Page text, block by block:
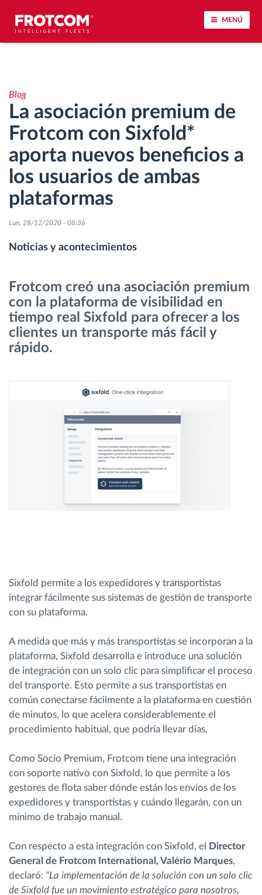
MENÚ
Análisis de la conducta en la conducción
Seguimiento del tiempo de conducción
Gestión de plantilla
Descarga remota del tacógrafo
Control de acceso
Planificación y seguimiento de rutas
Identificación automática del conductor
Descubrir todas las características
¿Cómo podemos ayudar en el control de la
actividad de su flota?
Calculadora de ahorro
Blog
La asociación premium de
Frotcom con Sixfold*
aporta nuevos beneficios a
los usuarios de ambas
plataformas
Lun, 28/12/2020 - 08:36
Noticias y acontecimientos
Frotcom creó una asociación premium
con la plataforma de visibilidad en
tiempo real Sixfold para ofrecer a los
clientes un transporte más fácil y
rápido.
Sixfold permite a los expedidores y transportistas
integrar fácilmente sus sistemas de gestión de transporte
con su plataforma.
A medida que más y más transportistas se incorporan a la
plataforma, Sixfold desarrolla e introduce una solución
de integración con un solo clic para simplificar el proceso
del transporte. Esto permite a sus transportistas en
común conectarse fácilmente a la plataforma en cuestión
de minutos, lo que acelera considerablemente el
procedimiento habitual, que podría llevar días.
Como Socio Premium, Frotcom tiene una integración
con soporte nativo con Sixfold, lo que permite a los
gestores de flota saber dónde están los envíos de los
expedidores y transportistas y cuándo llegarán, con un
mínimo de trabajo manual.
Con respecto a esta integración con Sixfold, el
Director
General de Frotcom International, Valério Marques,
declaró: "La implementación de la solución con un solo clic
de Sixfold fue un movimiento estratégico para nosotros,